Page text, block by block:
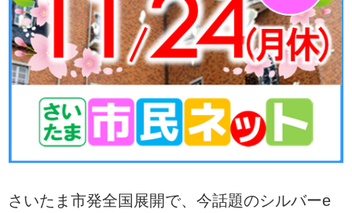
さいたま市発全国展開で、今話題のシルバーe